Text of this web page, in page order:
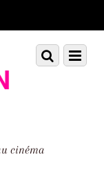
cinéma
Menu
Scroll
down